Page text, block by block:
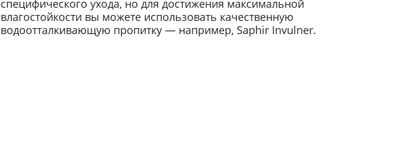
специфического ухода, но для достижения максимальной
влагостойкости вы можете использовать качественную
водоотталкивающую пропитку — например, Saphir Invulner.